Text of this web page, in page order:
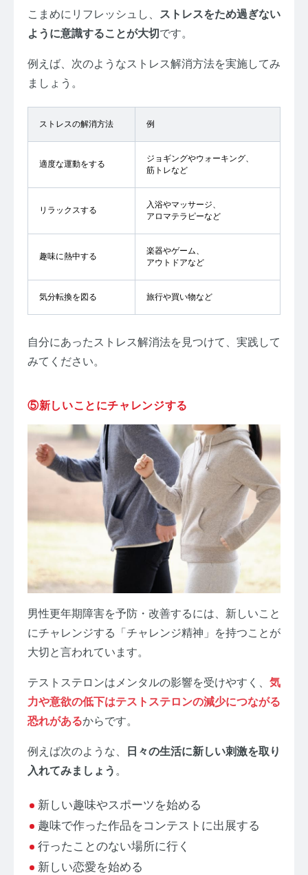
こまめにリフレッシュし、
ストレスをため過ぎない
ように意識することが大切 です。
例えば、次のようなストレス解消方法を実施してみ
ましょう。
ストレスの解消方法 例
適度な運動をする
ジョギングやウォーキング、
筋トレなど
リラックスする
入浴やマッサージ、
アロマテラピーなど
趣味に熱中する
楽器やゲーム、
アウトドアなど
気分転換を図る 旅行や買い物など
自分にあったストレス解消法を見つけて、実践して
みてください。
⑤新しいことにチャレンジする
男性更年期障害を予防・改善するには、新しいこと
にチャレンジする「チャレンジ精神」を持つことが
大切と言われています。
テストステロンはメンタルの影響を受けやすく、 気
力や意欲の低下はテストステロンの減少につながる
恐れがあるからです。
例えば次のような、
日々の生活に新しい刺激を取り
入れてみましょう 。
新しい趣味やスポーツを始める
趣味で作った作品をコンテストに出展する
行ったことのない場所に行く
新しい恋愛を始める